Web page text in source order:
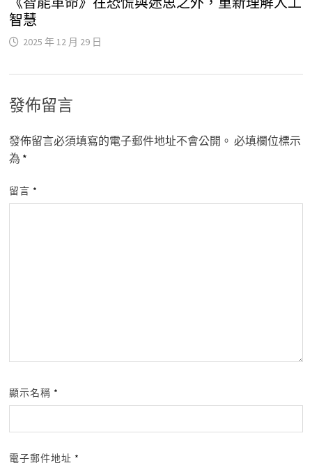
智慧
2025 年 12 月 29 日
發佈留言
發佈留言必須填寫的電子郵件地址不會公開。 必填欄位標示
為 *
留言 *
顯示名稱 *
電子郵件地址 *